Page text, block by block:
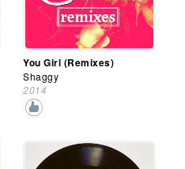
You Girl (Remixes)
Shaggy
2014